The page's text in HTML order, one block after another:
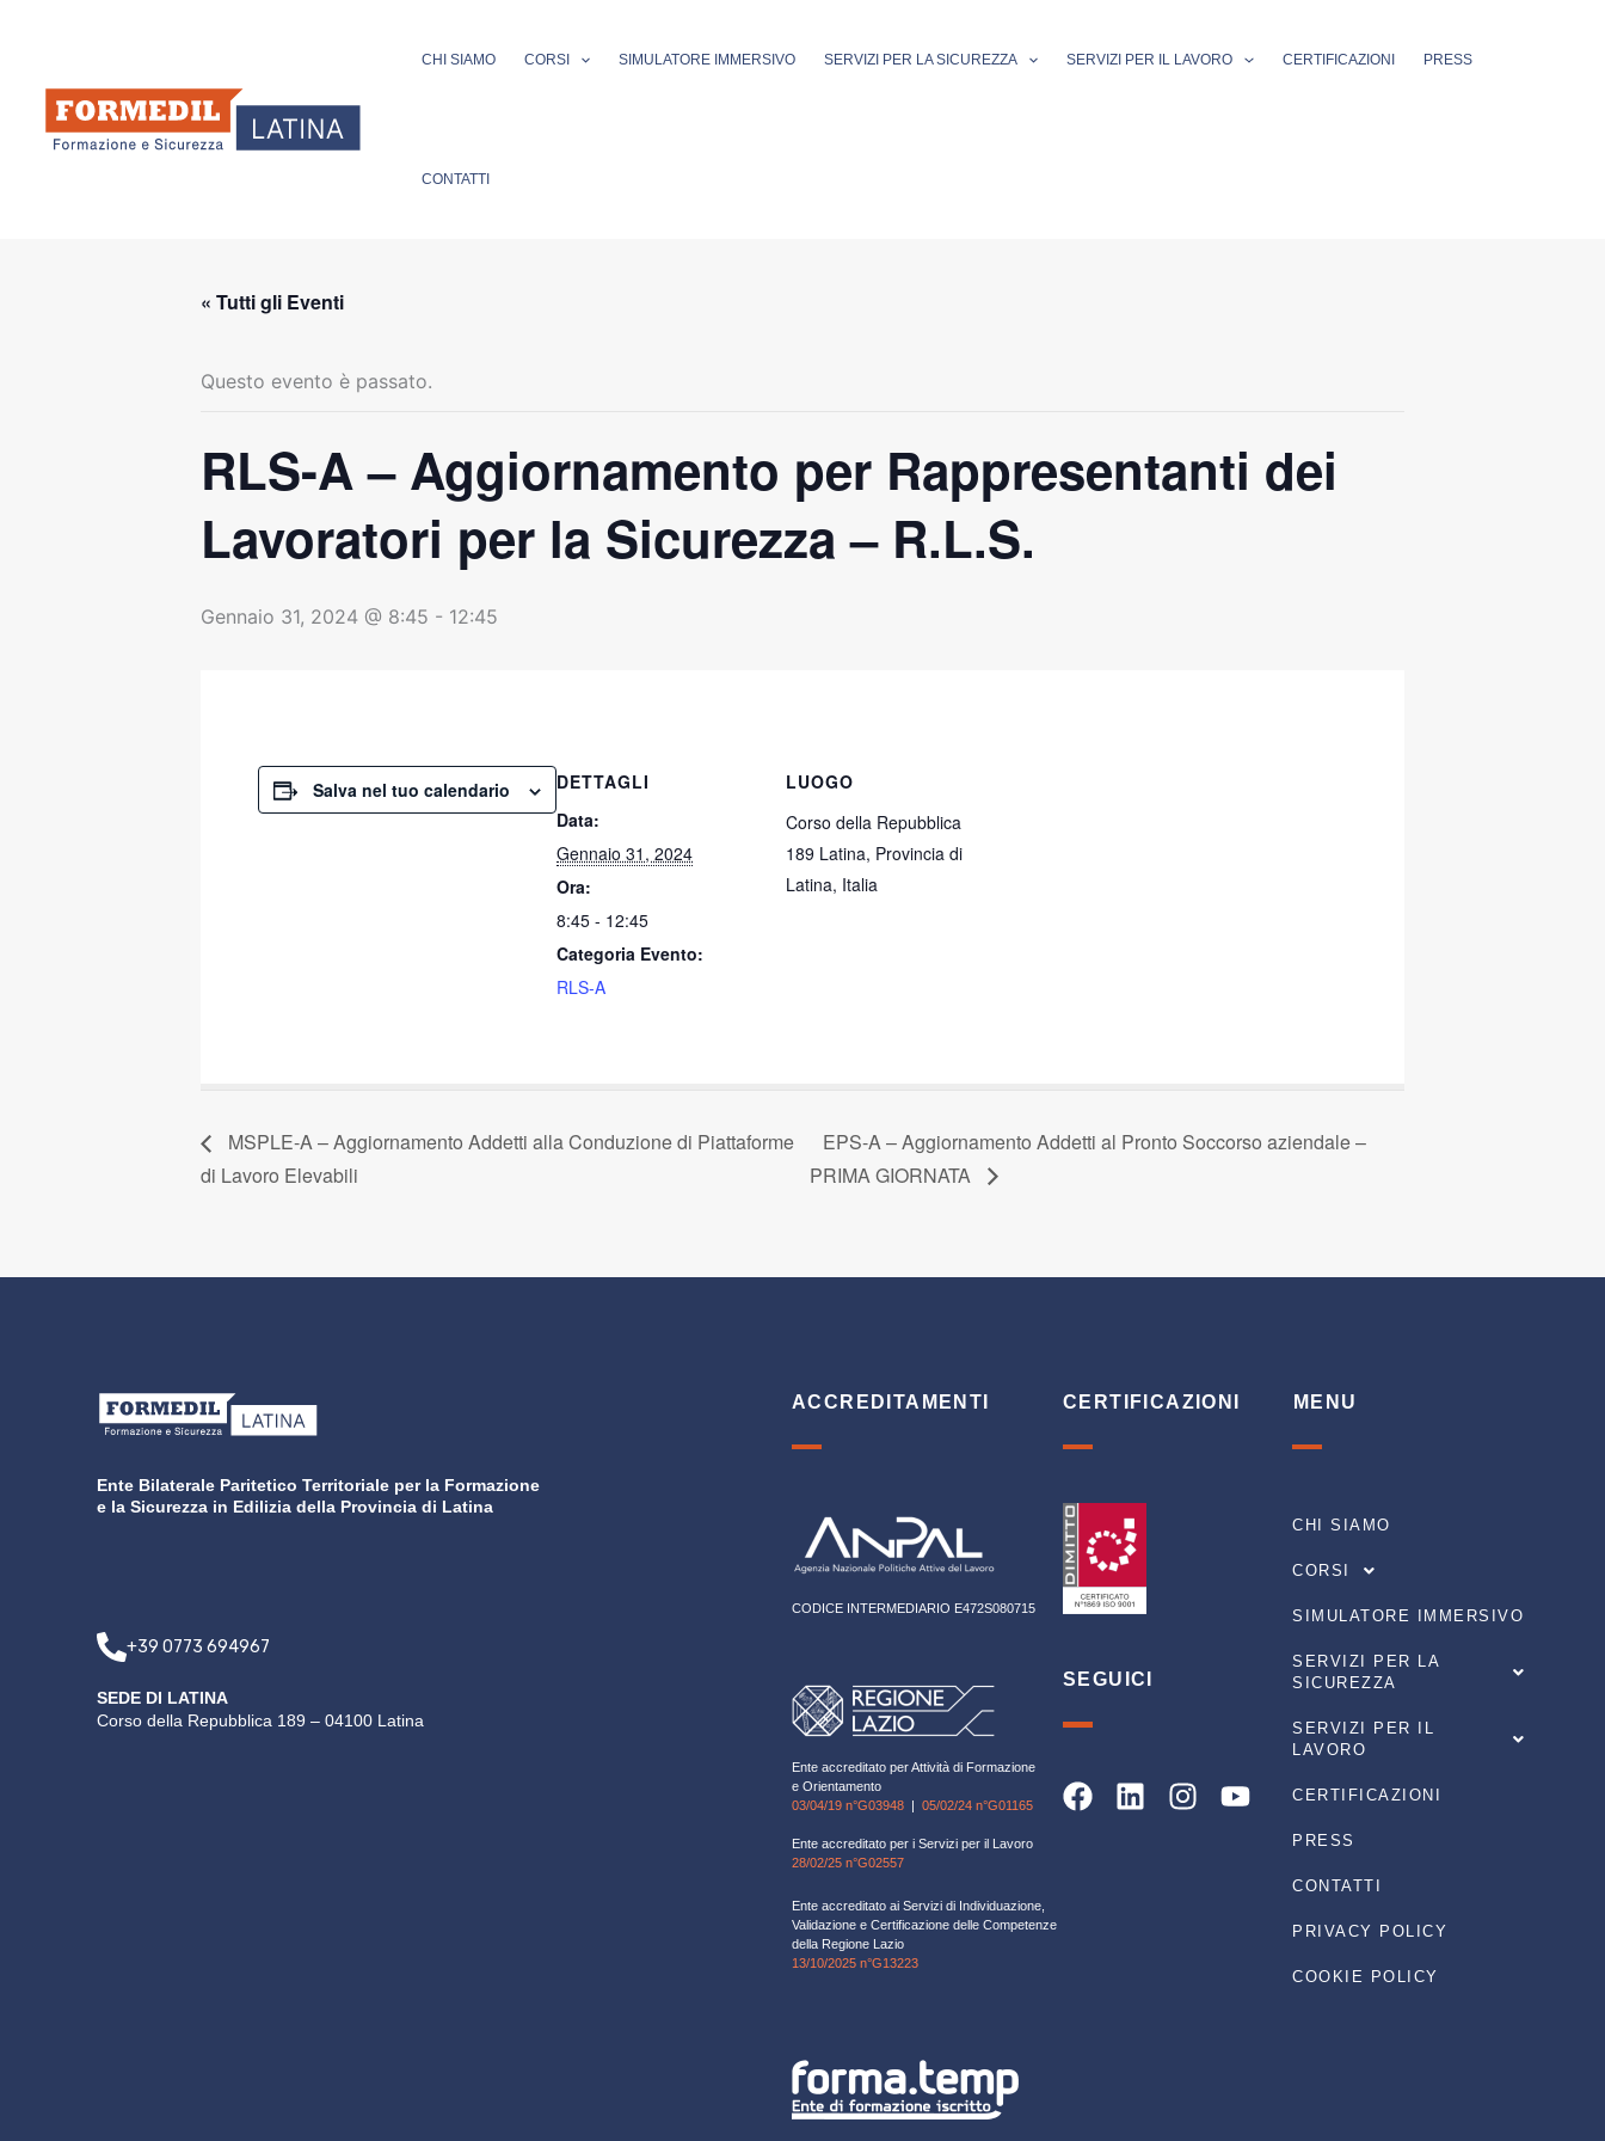
CHI SIAMO CORSI SIMULATORE IMMERSIVO SERVIZI PER LA SICUREZZA SERVIZI PER IL LAVORO CERTIFICAZIONI PRESS
CONTATTI
« Tutti gli Eventi
Questo evento è passato.
RLS-A – Aggiornamento per Rappresentanti dei
Lavoratori per la Sicurezza – R.L.S.
Gennaio 31, 2024 @ 8:45 - 12:45
Salva nel tuo calendario
DETTAGLI
Data:
Gennaio 31, 2024
Ora:
8:45 - 12:45
Categoria Evento:
RLS-A
LUOGO
Corso della Repubblica
189 Latina, Provincia di
Latina, Italia
MSPLE-A – Aggiornamento Addetti alla Conduzione di Piattaforme
di Lavoro Elevabili
EPS-A – Aggiornamento Addetti al Pronto Soccorso aziendale –
PRIMA GIORNATA
Ente Bilaterale Paritetico Territoriale per la Formazione
e la Sicurezza in Edilizia della Provincia di Latina
+39 0773 694967
SEDE DI LATINA
Corso della Repubblica 189 – 04100 Latina
ACCREDITAMENTI
CODICE INTERMEDIARIO E472S080715
Ente accreditato per Attività di Formazione
e Orientamento
03/04/19 n°G03948
05/02/24 n°G01165
Ente accreditato per i Servizi per il Lavoro
28/02/25 n°G02557
Ente accreditato ai Servizi di Individuazione,
Validazione e Certificazione delle Competenze
della Regione Lazio
13/10/2025 n°G13223
CERTIFICAZIONI
SEGUICI
Facebook
Linkedin
Instagram
Youtube
MENU
CHI SIAMO
CORSI
SIMULATORE IMMERSIVO
SERVIZI PER LA
SICUREZZA
SERVIZI PER IL
LAVORO
CERTIFICAZIONI
PRESS
CONTATTI
PRIVACY POLICY
COOKIE POLICY